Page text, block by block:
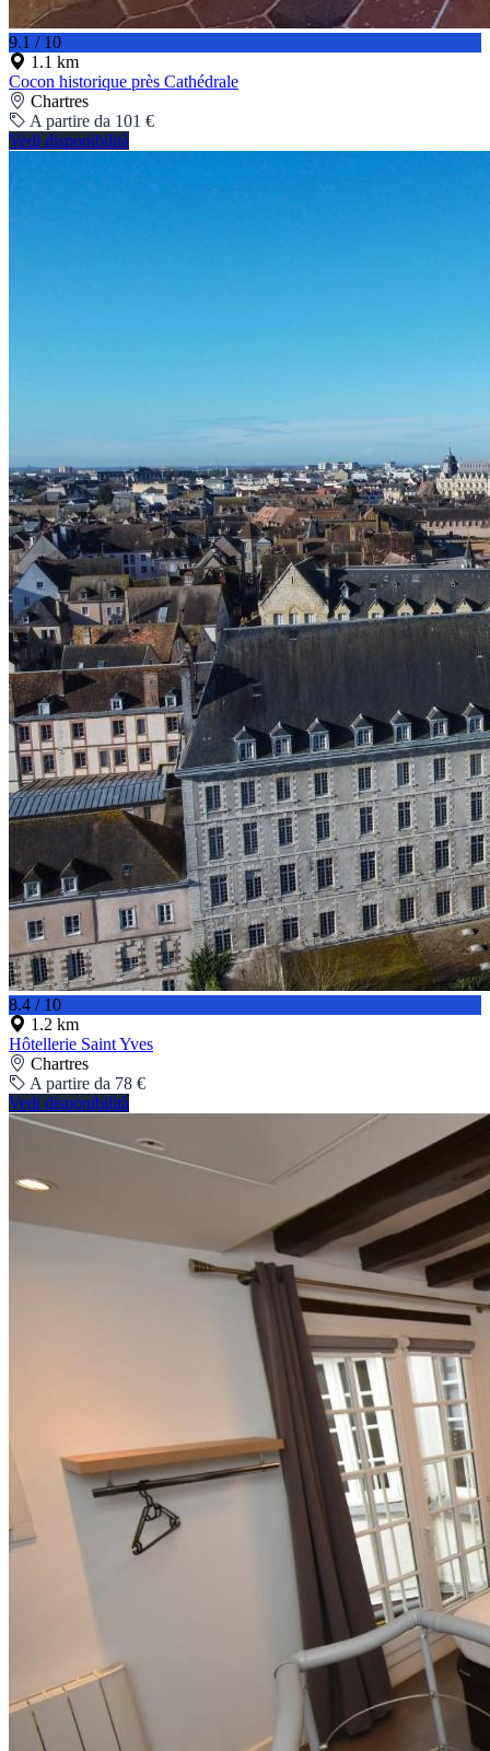
9.1 / 10
1.1 km
Cocon historique près Cathédrale
Chartres
A partire da 101 €
Vedi disponibilità
8.4 / 10
1.2 km
Hôtellerie Saint Yves
Chartres
A partire da 78 €
Vedi disponibilità